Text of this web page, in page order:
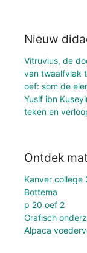
Nieuw
Vitruvius, de
van twaalfvlak
oef: som de
Yusif ibn
teken en
Ontdek
Kanver college
Bottema
p 20 oef 2
Grafisch
Alpaca